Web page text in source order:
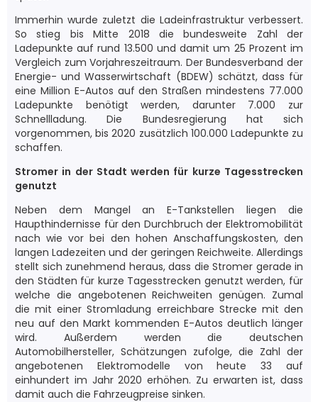
Immerhin wurde zuletzt die Ladeinfrastruktur verbessert.
So stieg bis Mitte 2018 die bundesweite Zahl der
Ladepunkte auf rund 13.500 und damit um 25 Prozent im
Vergleich zum Vorjahreszeitraum. Der Bundesverband der
Energie- und Wasserwirtschaft (BDEW) schätzt, dass für
eine Million E-Autos auf den Straßen mindestens 77.000
Ladepunkte benötigt werden, darunter 7.000 zur
Schnellladung. Die Bundesregierung hat sich
vorgenommen, bis 2020 zusätzlich 100.000 Ladepunkte zu
schaffen.
Stromer in der Stadt werden für kurze Tagesstrecken
genutzt
Neben dem Mangel an E-Tankstellen liegen die
Haupthindernisse für den Durchbruch der Elektromobilität
nach wie vor bei den hohen Anschaffungskosten, den
langen Ladezeiten und der geringen Reichweite. Allerdings
stellt sich zunehmend heraus, dass die Stromer gerade in
den Städten für kurze Tagesstrecken genutzt werden, für
welche die angebotenen Reichweiten genügen. Zumal
die mit einer Stromladung erreichbare Strecke mit den
neu auf den Markt kommenden E-Autos deutlich länger
wird. Außerdem werden die deutschen
Automobilhersteller, Schätzungen zufolge, die Zahl der
angebotenen Elektromodelle von heute 33 auf
einhundert im Jahr 2020 erhöhen. Zu erwarten ist, dass
damit auch die Fahrzeugpreise sinken.